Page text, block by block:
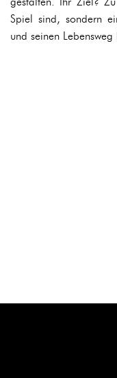
Spiel sind, sondern
und seinen Lebensweg